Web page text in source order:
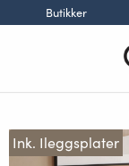
Butikker
Ink. Ileggsplater